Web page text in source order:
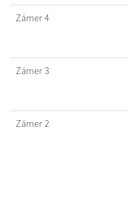
Zámer 4
Zámer 3
Zámer 2